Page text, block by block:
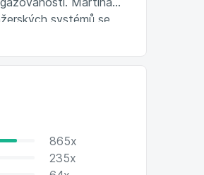
systémů se
facilitátorkou
Partnership Model,
na výsledky v
865x
235x